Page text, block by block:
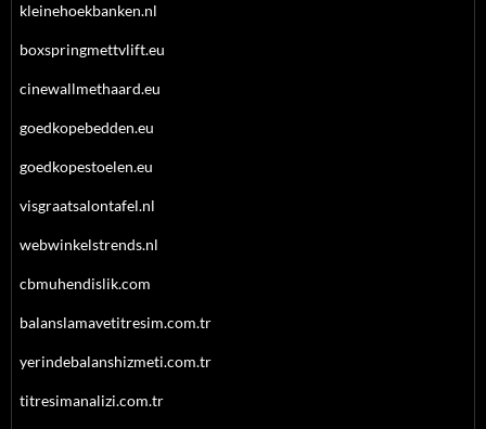
kleinehoekbanken.nl
boxspringmettvlift.eu
cinewallmethaard.eu
goedkopebedden.eu
goedkopestoelen.eu
visgraatsalontafel.nl
webwinkelstrends.nl
cbmuhendislik.com
balanslamavetitresim.com.tr
yerindebalanshizmeti.com.tr
titresimanalizi.com.tr